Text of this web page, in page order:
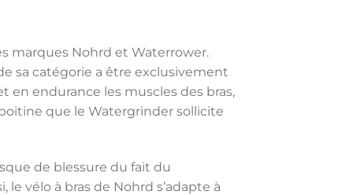
marques Nohrd et Waterrower.
sa catégorie a être exclusivement
en endurance les muscles des bras,
que le Watergrinder sollicite
de blessure du fait du
vélo à bras de Nohrd s’adapte à